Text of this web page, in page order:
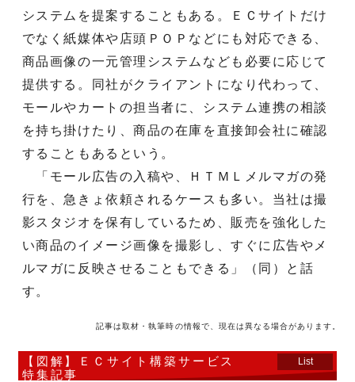
システムを提案することもある。ＥＣサイトだけ
でなく紙媒体や店頭ＰＯＰなどにも対応できる、
商品画像の一元管理システムなども必要に応じて
提供する。同社がクライアントになり代わって、
モールやカートの担当者に、システム連携の相談
を持ち掛けたり、商品の在庫を直接卸会社に確認
することもあるという。
「モール広告の入稿や、ＨＴＭＬメルマガの発
行を、急きょ依頼されるケースも多い。当社は撮
影スタジオを保有しているため、販売を強化した
い商品のイメージ画像を撮影し、すぐに広告やメ
ルマガに反映させることもできる」（同）と話
す。
記事は取材・執筆時の情報で、現在は異なる場合があります。
【図解】ＥＣサイト構築サービス
特集記事
List